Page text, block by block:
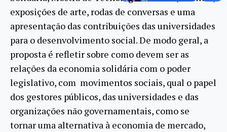
exposições de arte, rodas de conversas e uma
apresentação das contribuições das universidades
para o desenvolvimento social. De modo geral, a
proposta é refletir sobre como devem ser as
relações da economia solidária com o poder
legislativo, com movimentos sociais, qual o papel
dos gestores públicos, das universidades e das
organizações não governamentais, como se
tornar uma alternativa à economia de mercado,